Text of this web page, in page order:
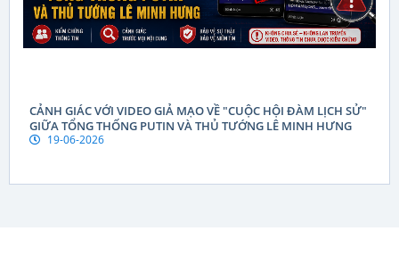
CẢNH GIÁC VỚI VIDEO GIẢ MẠO VỀ "CUỘC HỘI ĐÀM LỊCH SỬ"
GIỮA TỔNG THỐNG PUTIN VÀ THỦ TƯỚNG LÊ MINH HƯNG
19-06-2026